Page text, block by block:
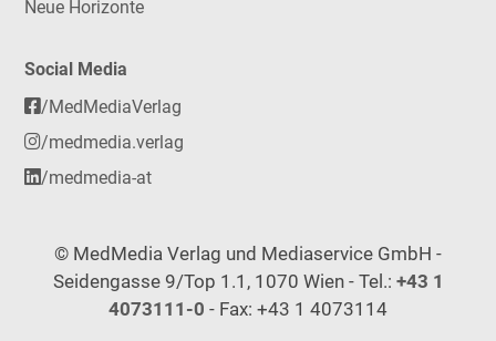
Neue Horizonte
Social Media
/MedMediaVerlag
/medmedia.verlag
/medmedia-at
© MedMedia Verlag und Mediaservice GmbH -
Seidengasse 9/Top 1.1, 1070 Wien - Tel.: +43 1
4073111-0 - Fax: +43 1 4073114